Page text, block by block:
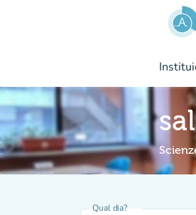
Qual dia?